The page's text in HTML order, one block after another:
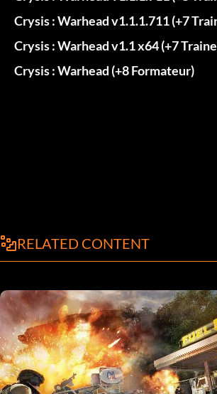
Crysis : Warhead v1.1.1.711 (+7
Crysis : Warhead v1.1 x64 (+7
Crysis : Warhead (+8 Formateur)
RELATED CONTENT